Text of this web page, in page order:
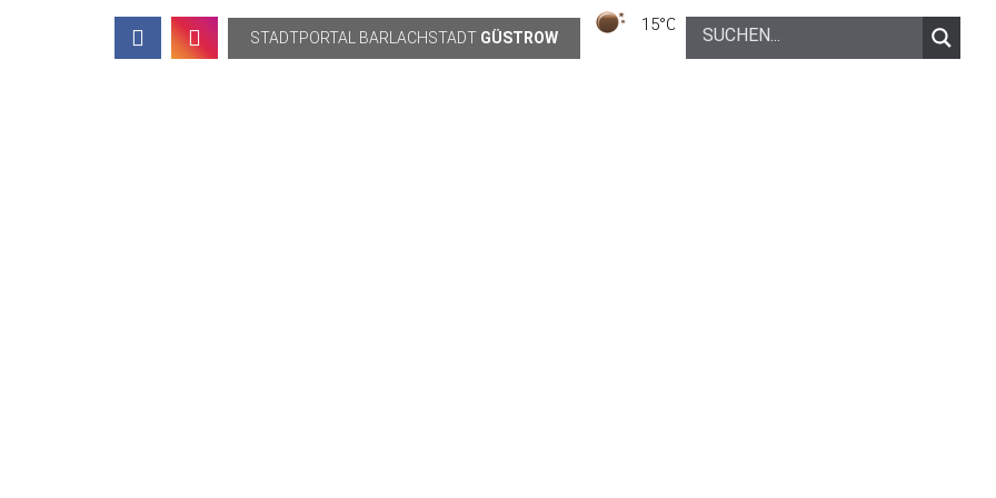
STADTPORTAL BARLACHSTADT GÜSTROW
15°CKlarer Himmel